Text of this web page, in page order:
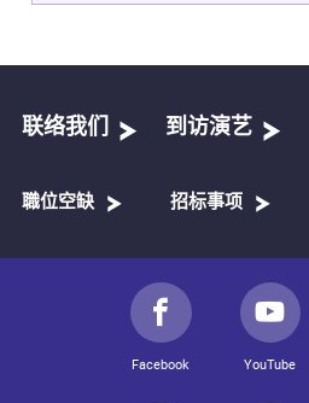
联络我们 到访演艺
職位空缺 招标事项
Facebook YouTube